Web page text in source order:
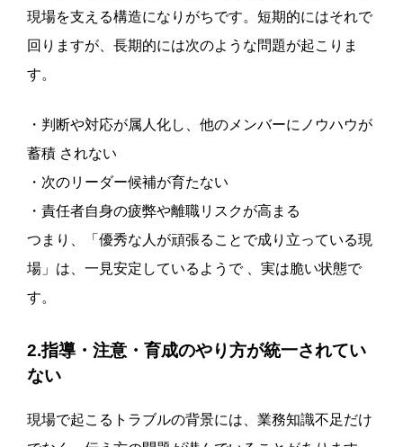
現場を支える構造になりがちです。短期的にはそれで
回りますが、長期的には次のような問題が起こりま
す。
・判断や対応が属人化し、他のメンバーにノウハウが
蓄積 されない
・次のリーダー候補が育たない
・責任者自身の疲弊や離職リスクが高まる
つまり、「優秀な人が頑張ることで成り立っている現
場」は、一見安定しているようで 、実は脆い状態で
す。
2.指導・注意・育成のやり方が統一されてい
ない
現場で起こるトラブルの背景には、業務知識不足だけ